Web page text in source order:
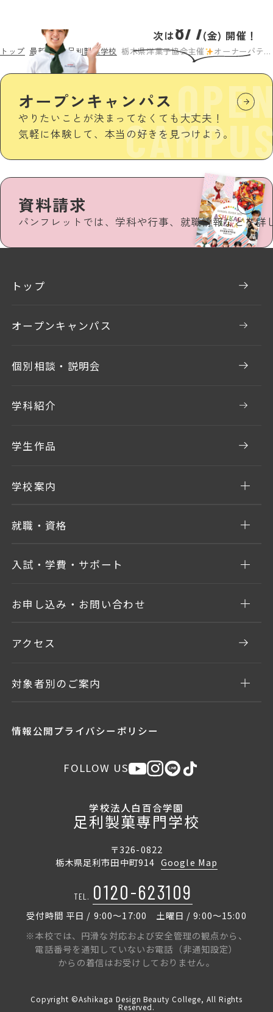
トップ 最新情報 足利製菓学校 栃木県洋菓子協会主催 オーナーパティシエと学生のディスカッション会
資料請求
パンフレットでは、学科や行事、就職情報などを詳
オープンキャンパス
やりたいことが決まってなくても大丈夫！
気軽に体験して、本当の好きを見つけよう。
次は8/7(金) 開催！
トップ
オープンキャンパス
個別相談・説明会
学科紹介
学生作品
学校案内
就職・資格
入試・学費・サポート
お申し込み・お問い合わせ
アクセス
対象者別のご案内
情報公開プライバシーポリシー
FOLLOW US
学校法人白百合学園
足利製菓専門学校
〒326-0822
栃木県足利市田中町914 Google Map
TEL. 0120-623109
受付時間 平日 / 9:00〜17:00 土曜日 / 9:00〜15:00
※本校では、円滑な対応および安全管理の観点から、
電話番号を通知していないお電話（非通知設定）
からの着信はお受けしておりません。
Copyright ©Ashikaga Design Beauty College, All Rights
Reserved.